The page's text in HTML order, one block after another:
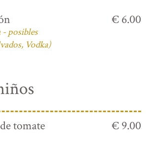
- posibles
Vodka)
€ 6.00
tomate € 9.00